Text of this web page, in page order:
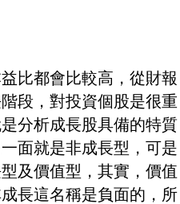
比都會比較高，從財報
段，對投資個股是很重
分析成長股具備的特質
面就是非成長型，可是
及價值型，其實，價值
長這名稱是負面的，所